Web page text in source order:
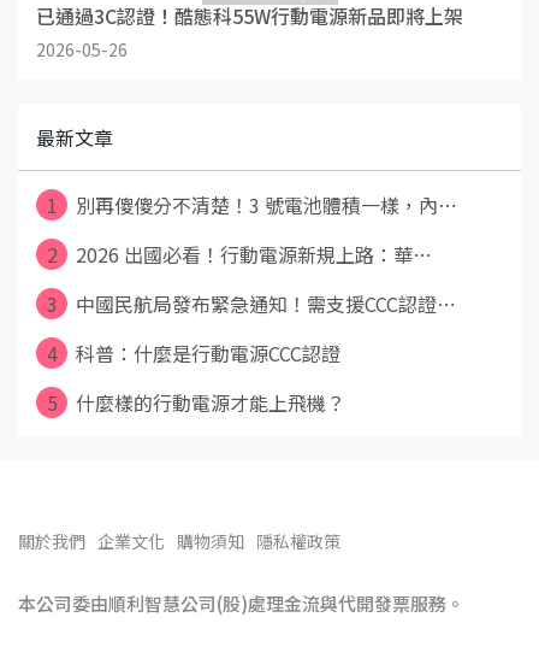
已通過3C認證！酷態科55W行動電源新品即將上架
2026-05-26
最新文章
1
別再傻傻分不清楚！3 號電池體積一樣，內⋯
2
2026 出國必看！行動電源新規上路：華⋯
3
中國民航局發布緊急通知！需支援CCC認證⋯
4
科普：什麼是行動電源CCC認證
5
什麼樣的行動電源才能上飛機？
關於我們 企業文化 購物須知 隱私權政策
本公司委由順利智慧公司(股)處理金流與代開發票服務。